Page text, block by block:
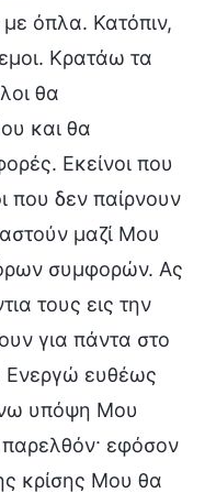
όπλα. Κατόπιν,
Κρατάω τα
θα
και θα
Εκείνοι που
που δεν παίρνουν
μαζί Μου
συμφορών. Ας
τους εις την
για πάντα στο
Ενεργώ ευθέως
υπόψη Μου
εφόσον
κρίσης Μου θα